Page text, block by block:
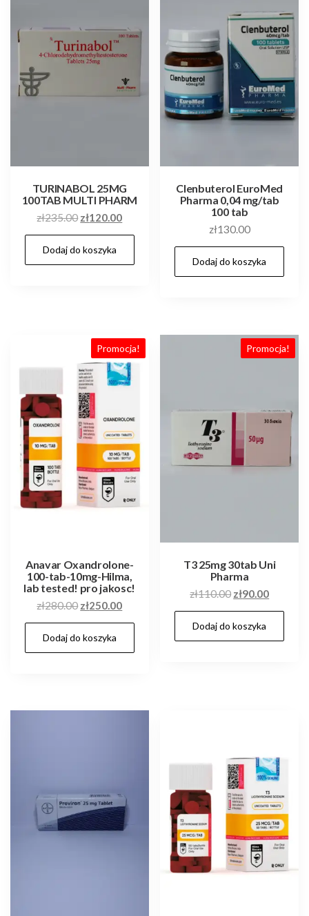
TURINABOL 25MG
100TAB MULTI PHARM
zł235.00 Pierwotna
cena
wynosiła:
zł235.00.
zł120.00Aktualna
cena
zł120.00.
Dodaj do koszyka
Clenbuterol EuroMed
Pharma 0,04 mg/tab
100 tab
zł130.00
Dodaj do koszyka
Promocja!
Anavar Oxandrolone-
100-tab-10mg-Hilma,
lab tested! pro jakosc!
zł280.00 Pierwotna
cena
wynosiła:
zł280.00.
zł250.00Aktualna
cena
zł250.00.
Dodaj do koszyka
Promocja!
T3 25mg 30tab Uni
Pharma
zł110.00 Pierwotna
cena
wynosiła:
zł110.00.
zł90.00
cena
zł90.00.
Dodaj do koszyka